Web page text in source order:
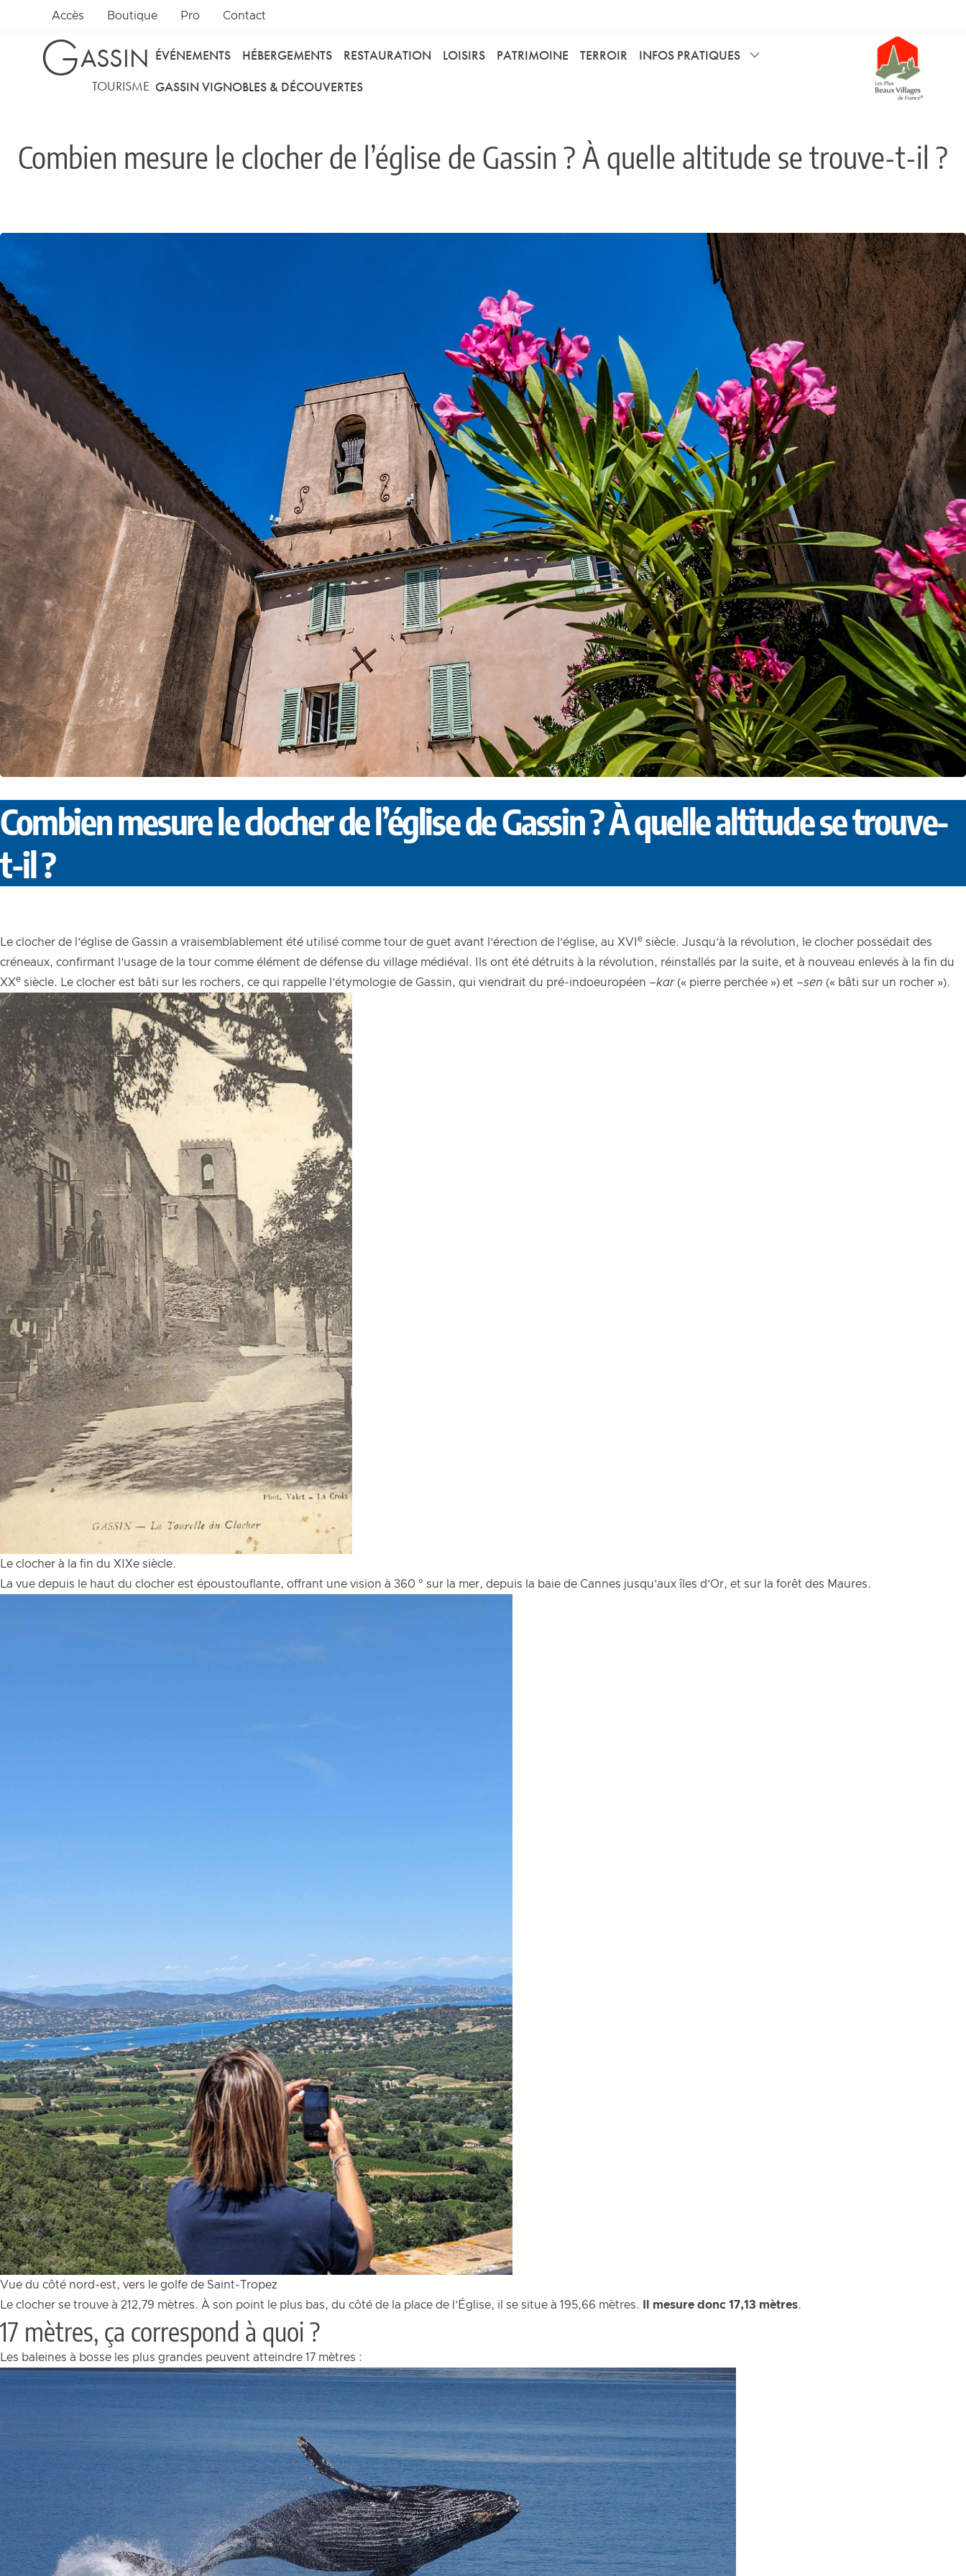
Aller au contenu
Accès Boutique Pro Contact
GASSIN
TOURISME
ÉVÉNEMENTS HÉBERGEMENTS RESTAURATION LOISIRS PATRIMOINE TERROIR
INFOS PRATIQUES
GASSIN VIGNOBLES & DÉCOUVERTES
Combien mesure le clocher de l’église de Gassin ? À quelle altitude se trouve-t-il ?
Combien mesure le clocher de l’église de Gassin ? À quelle altitude se trouve-
t-il ?
Le clocher de l’église de Gassin a vraisemblablement été utilisé comme tour de guet avant l’érection de l’église, au XVI e siècle. Jusqu’à la révolution, le clocher possédait des
créneaux, confirmant l’usage de la tour comme élément de défense du village médiéval. Ils ont été détruits à la révolution, réinstallés par la suite, et à nouveau enlevés à la fin du
XXe siècle. Le clocher est bâti sur les rochers, ce qui rappelle l’étymologie de Gassin, qui viendrait du pré-indoeuropéen –kar (« pierre perchée ») et –sen (« bâti sur un rocher »).
Le clocher à la fin du XIXe siècle.
La vue depuis le haut du clocher est époustouflante, offrant une vision à 360 ° sur la mer, depuis la baie de Cannes jusqu’aux îles d’Or, et sur la forêt des Maures.
Vue du côté nord-est, vers le golfe de Saint-Tropez
Le clocher se trouve à 212,79 mètres. À son point le plus bas, du côté de la place de l’Église, il se situe à 195,66 mètres.
Il mesure donc 17,13 mètres.
17 mètres, ça correspond à quoi ?
Les baleines à bosse les plus grandes peuvent atteindre 17 mètres :